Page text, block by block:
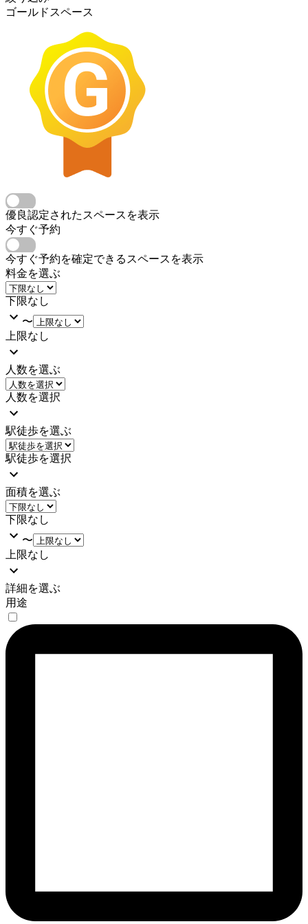
ゴールドスペース
優良認定されたスペースを表示
今すぐ予約
今すぐ予約を確定できるスペースを表示
料金を選ぶ
下限なし
〜
上限なし
人数を選ぶ
人数を選択
駅徒歩を選ぶ
駅徒歩を選択
面積を選ぶ
下限なし
〜
上限なし
詳細を選ぶ
用途